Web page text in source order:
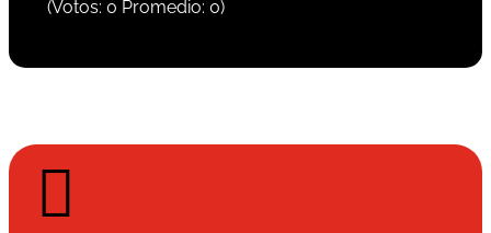
(Votos: 0 Promedio: 0)
